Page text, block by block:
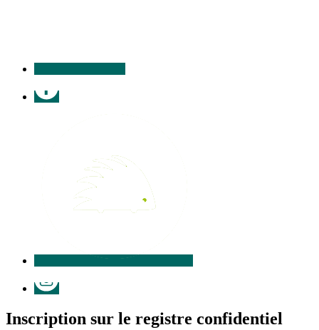
Inscription sur le registre confidentiel